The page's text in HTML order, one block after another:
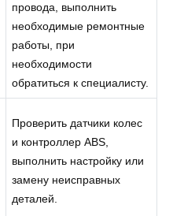
провода, выполнить
необходимые ремонтные
работы, при
необходимости
обратиться к специалисту.
Проверить датчики колес
и контроллер ABS,
выполнить настройку или
замену неисправных
деталей.